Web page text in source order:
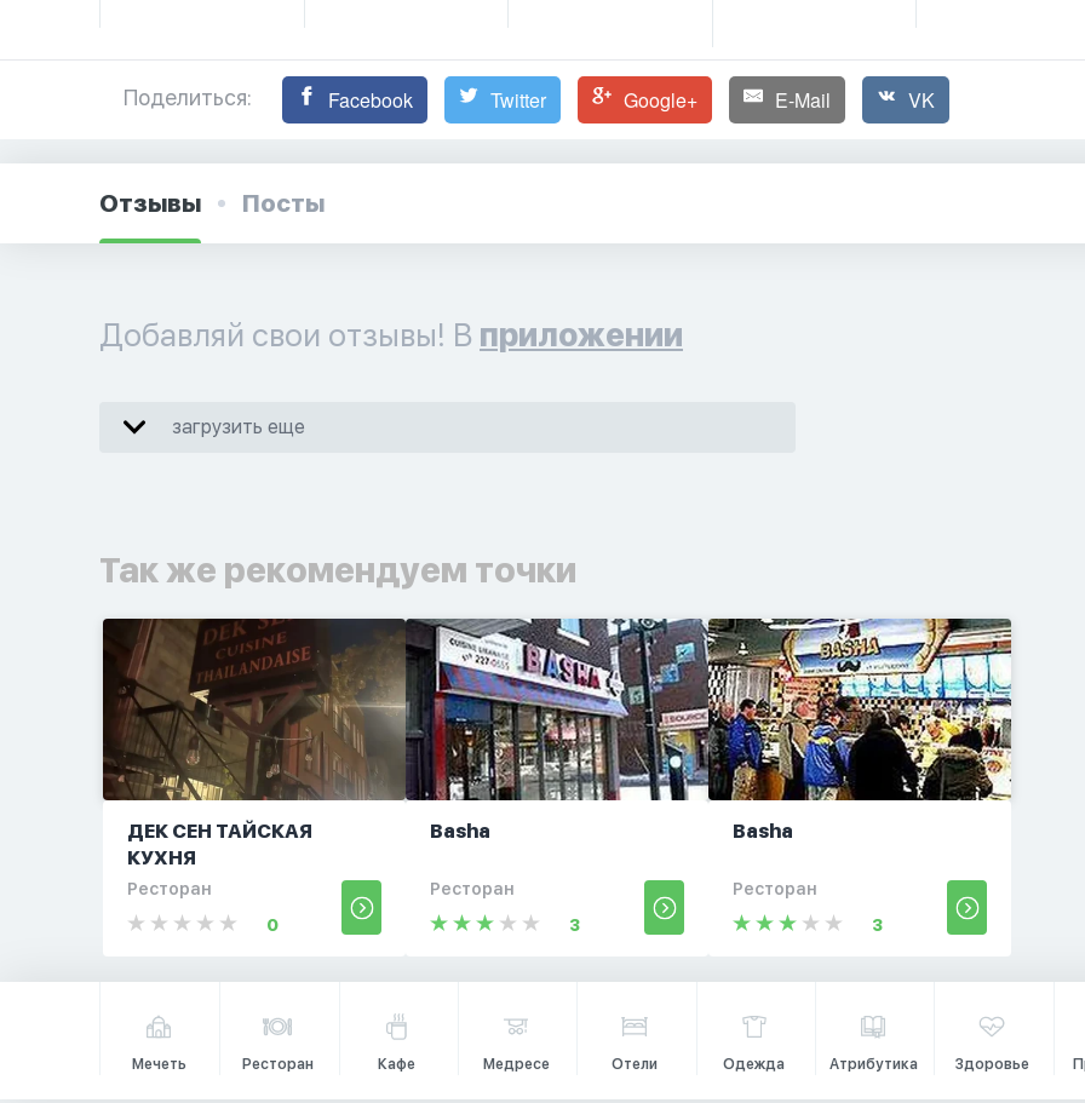
Поделиться: Facebook Twitter Google+ E-Mail VK
Отзывы Посты
Добавляй свои отзывы! В приложении
загрузить еще
Так же рекомендуем точки
ДЕК СЕН ТАЙСКАЯ
КУХНЯ
Ресторан
0
Basha
Ресторан
3
Basha
Ресторан
3
Мечеть Ресторан Кафе Медресе Отели Одежда Атрибутика Здоровье